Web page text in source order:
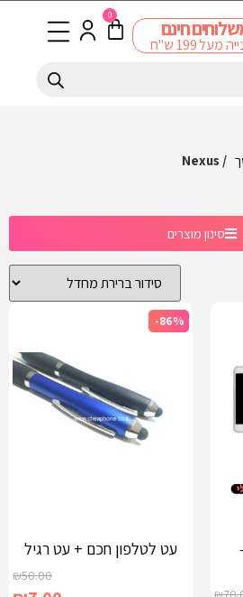
חינם
מעל 199 ש"ח
0
/ Nexus
סינון מוצרים
-86%
עט לטלפון חכם + עט רגיל
₪50.00